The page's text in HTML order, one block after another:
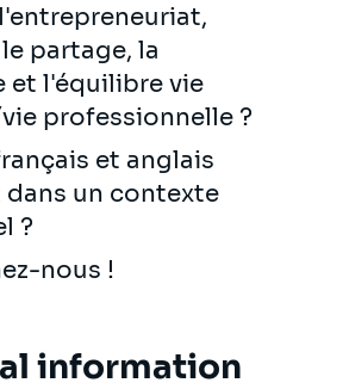
partage, la
et l'équilibre vie
professionnelle ?
et anglais
un contexte
?
nous !
information